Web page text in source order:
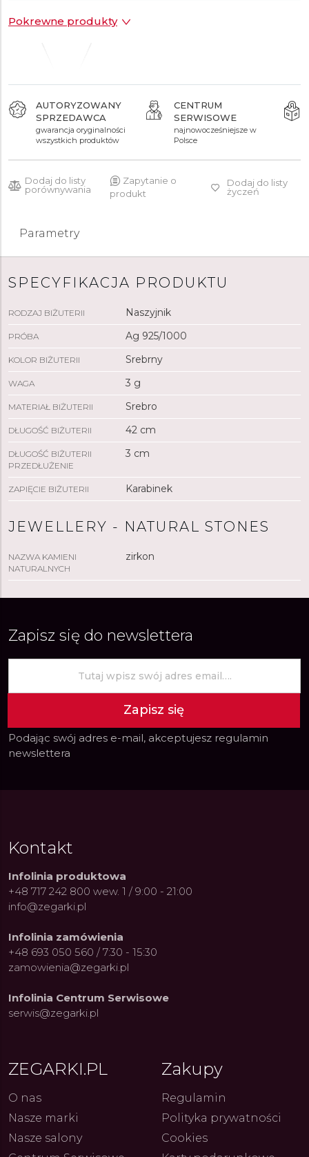
Pokrewne produkty
379 zł
AUTORYZOWANY
SPRZEDAWCA
gwarancja oryginalności
wszystkich produktów
CENTRUM
SERWISOWE
najnowocześniejsze w
Polsce
Dodaj do listy
porównywania
Zapytanie o
produkt
Dodaj do listy
życzeń
Parametry
SPECYFIKACJA PRODUKTU
RODZAJ BIŻUTERII Naszyjnik
PRÓBA Ag 925/1000
KOLOR BIŻUTERII Srebrny
WAGA 3 g
MATERIAŁ BIŻUTERII Srebro
DŁUGOŚĆ BIŻUTERII 42 cm
DŁUGOŚĆ BIŻUTERII
PRZEDŁUŻENIE
3 cm
ZAPIĘCIE BIŻUTERII Karabinek
JEWELLERY - NATURAL STONES
NAZWA KAMIENI
NATURALNYCH
zirkon
Zapisz się do newslettera
Zapisz się
Podając swój adres e-mail, akceptujesz regulamin
newslettera
Kontakt
Infolinia produktowa
+48 717 242 800 wew. 1 / 9:00 - 21:00
info@zegarki.pl
Infolinia zamówienia
+48 693 050 560 / 7:30 - 15:30
zamowienia@zegarki.pl
Infolinia Centrum Serwisowe
serwis@zegarki.pl
ZEGARKI.PL
O nas
Nasze marki
Nasze salony
Zakupy
Regulamin
Polityka prywatności
Cookies